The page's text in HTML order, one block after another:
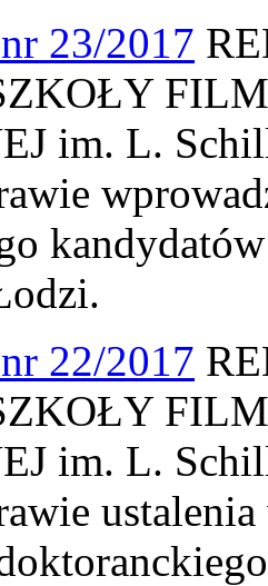
23/2017
im. L.
22/2017
im. L.